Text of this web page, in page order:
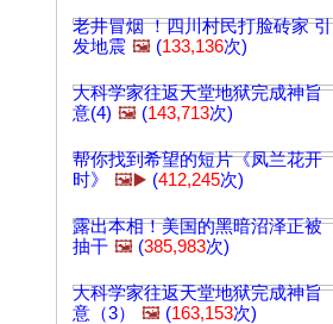
老井冒烟 ！四川村民打脸砖家 引
发地震 🖼️ (133,136次)
大科学家往返天堂地狱完成神旨
意(4) 🖼️ (143,713次)
帮你找到希望的短片《凤兰花开
时》
🖼️▶️ (412,245次)
露出本相！美国的黑暗沼泽正被
抽干 🖼️ (385,983次)
大科学家往返天堂地狱完成神旨
意（3）
🖼️ (163,153次)